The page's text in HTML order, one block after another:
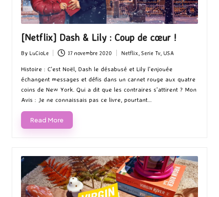
[Netflix] Dash & Lily : Coup de cœur !
Posted
by
By LuCioLe 17 novembre 2020
Posted
in
Netflix Serie Tv, USA
Histoire : C'est Noël, Dash le désabusé et Lily l'enjouée
échangent messages et défis dans un carnet rouge aux quatre
coins de New York. Qui a dit que les contraires s'attirent ? Mon
Avis : Je ne connaissais pas ce livre, pourtant…
Read More